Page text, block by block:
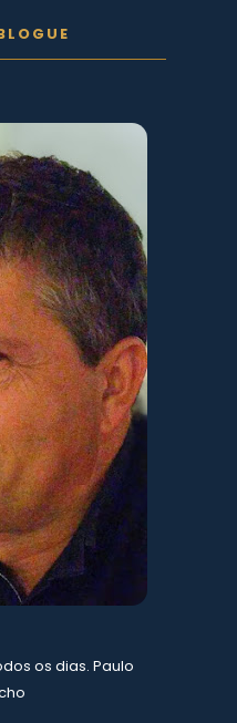
os dias. Paulo